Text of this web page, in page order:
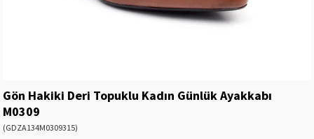
Gön Hakiki Deri Topuklu Kadın Günlük Ayakkabı
M0309
(GDZA134M0309315)